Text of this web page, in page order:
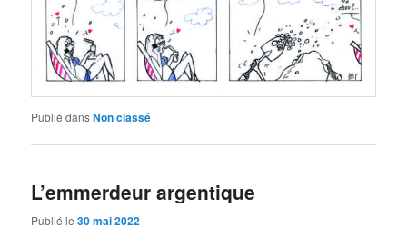
Publié dansNon classé
L’emmerdeur argentique
Publié le30 mai 2022